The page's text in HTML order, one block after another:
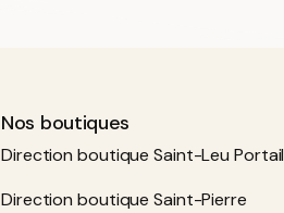
Nos boutiques
Direction boutique Saint-Leu Portail
Direction boutique Saint-Pierre